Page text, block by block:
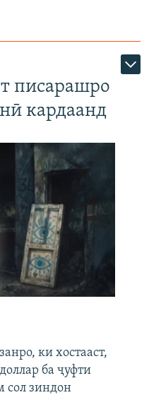
писарашро
кардаанд
ки хостааст,
ба ҷуфти
сол зиндон